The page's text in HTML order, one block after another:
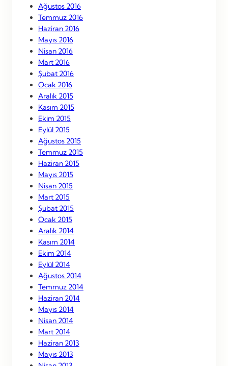
Ağustos 2016
Temmuz 2016
Haziran 2016
Mayıs 2016
Nisan 2016
Mart 2016
Şubat 2016
Ocak 2016
Aralık 2015
Kasım 2015
Ekim 2015
Eylül 2015
Ağustos 2015
Temmuz 2015
Haziran 2015
Mayıs 2015
Nisan 2015
Mart 2015
Şubat 2015
Ocak 2015
Aralık 2014
Kasım 2014
Ekim 2014
Eylül 2014
Ağustos 2014
Temmuz 2014
Haziran 2014
Mayıs 2014
Nisan 2014
Mart 2014
Haziran 2013
Mayıs 2013